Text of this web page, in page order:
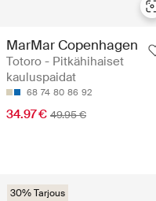
MarMar Copenhagen
Totoro - Pitkähihaiset
kauluspaidat
68 74 80 86 92
34.97 € 49.95 €
30% Tarjous